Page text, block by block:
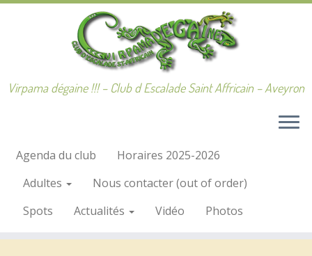
Passer
Virpama dégaine !!! – Club d Escalade Saint Affricain – Aveyron
Agenda du club
Horaires 2025-2026
Adultes
Nous contacter (out of order)
Spots
Actualités Vidéo Photos